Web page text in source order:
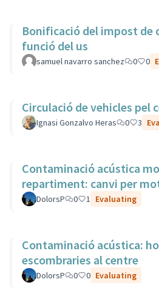
Bonificació del impost de
funció del us
samuel navarro sanchez 0 0
Circulació de vehicles pel
Ignasi Gonzalvo Heras 0 3
Contaminació acústica
repartiment: canvi per
DolorsP 0 1 Evaluating
Contaminació acústica:
escombraries al centre
DolorsP 0 0 Evaluating